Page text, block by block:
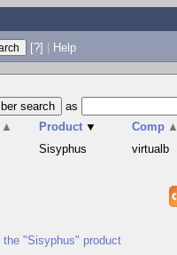
[?] | Help
as
▲ Product ▼ Comp ▲
Sisyphus virtualb
the "Sisyphus" product